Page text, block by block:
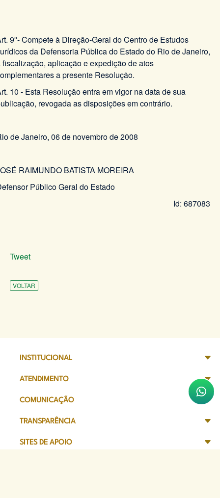
9º- Compete à Direção-Geral do Centro de Estudos
da Defensoria Pública do Estado do Rio de Janeiro,
fiscalização, aplicação e expedição de atos
a presente Resolução.
10 - Esta Resolução entra em vigor na data de sua
revogada as disposições em contrário.
de Janeiro, 06 de novembro de 2008
RAIMUNDO BATISTA MOREIRA
Público Geral do Estado
Id: 687083
Tweet
VOLTAR
INSTITUCIONAL
ATENDIMENTO
COMUNICAÇÃO
TRANSPARÊNCIA
SITES DE APOIO